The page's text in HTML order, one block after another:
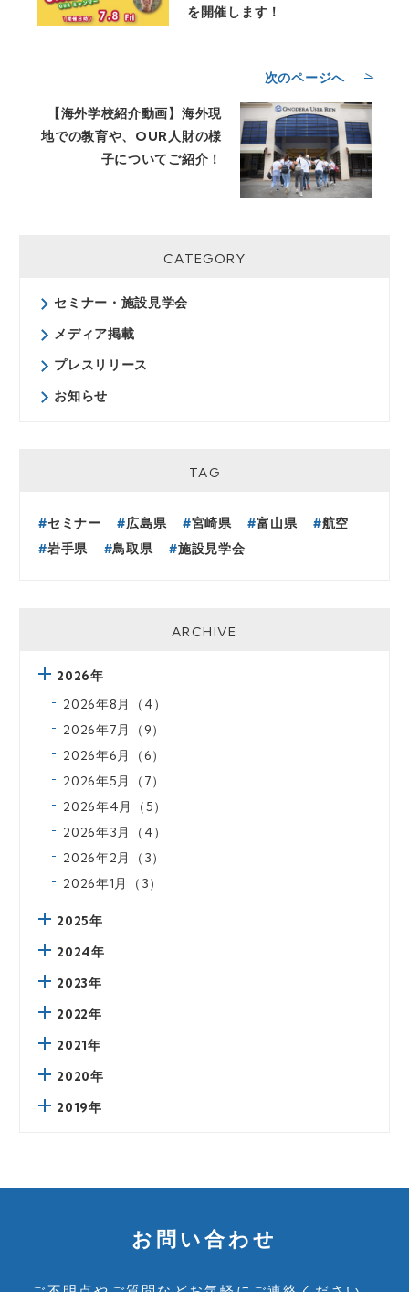
を開催します！
次のページへ
【海外学校紹介動画】海外現
地での教育や、OUR人財の様
子についてご紹介！
CATEGORY
セミナー・施設見学会
メディア掲載
プレスリリース
お知らせ
TAG
セミナー 広島県 宮崎県 富山県
航空
岩手県
鳥取県 施設見学会
ARCHIVE
2026年
2026年8月（4）
2026年7月（9）
2026年6月（6）
2026年5月（7）
2026年4月（5）
2026年3月（4）
2026年2月（3）
2026年1月（3）
2025年
2024年
2023年
2022年
2021年
2020年
2019年
お問い合わせ